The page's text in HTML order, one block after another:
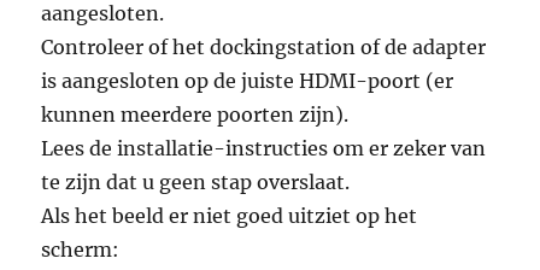
aangesloten.
Controleer of het dockingstation of de adapter
is aangesloten op de juiste HDMI-poort (er
kunnen meerdere poorten zijn).
Lees de installatie-instructies om er zeker van
te zijn dat u geen stap overslaat.
Als het beeld er niet goed uitziet op het
scherm: